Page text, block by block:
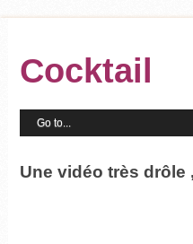
Cocktail
Une vidéo très drôle